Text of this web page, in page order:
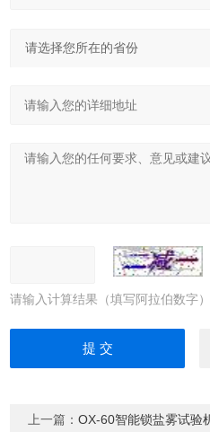
请输入计算结果（填写阿拉伯数字
上一篇：OX-60智能锁盐雾试验